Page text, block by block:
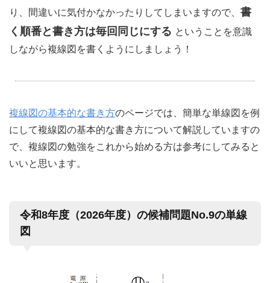
り、間違いに気付かなかったりしてしまいますので、 書
く順番と書き方は毎回同じにする ということを意識
しながら複線図を書くようにしましょう！
複線図の基本的な書き方のページでは、簡単な単線図を例
にして複線図の基本的な書き方について解説していますの
で、複線図の勉強をこれから始める方は参考にしてみると
いいと思います。
令和8年度（2026年度）の候補問題No.9の単線
図